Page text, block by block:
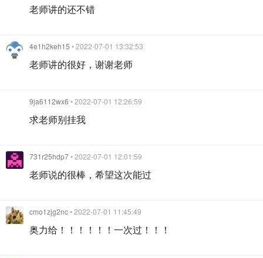
老师讲的还不错
4e1h2keh15 • 2022-07-01 13:32:53
老师讲的很好，谢谢老师
9ja6112wx6 • 2022-07-01 12:26:59
求老师别挂我
731r25hdp7• 2022-07-01 12:01:59
老师说的很棒，希望这次能过
cmo1zjg2nc• 2022-07-01 11:45:49
奥力给！！！！！！一次过！！！